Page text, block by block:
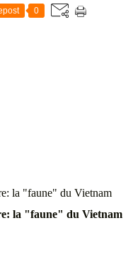
0
la "faune" du Vietnam